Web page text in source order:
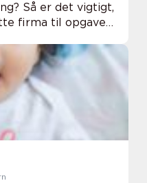
Så er det vigtigt,
firma til opgaven.